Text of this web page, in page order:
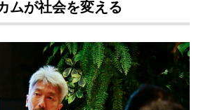
ムが社会を変える